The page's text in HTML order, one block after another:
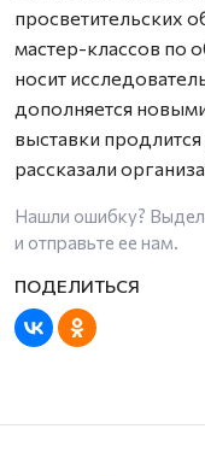
просветительских
мастер-классов по
носит
дополняется
выставки
рассказали
Нашли ошибку?
и отправьте ее нам.